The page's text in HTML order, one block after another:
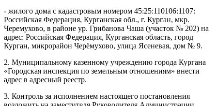
- жилого дома с кадастровым номером 45:25:110106:1107:
Российская Федерация, Курганская обл., г. Курган, мкр.
Черемухово, в районе ур. Грибанова Чаша (участок № 202) на
адрес: Российская Федерация, Курганская область, город
Курган, микрорайон Черёмухово, улица Ясеневая, дом № 9.
2. Муниципальному казенному учреждению города Кургана
«Городская инспекция по земельным отношениям» внести
адрес в адресный реестр.
3. Контроль за исполнением настоящего постановления